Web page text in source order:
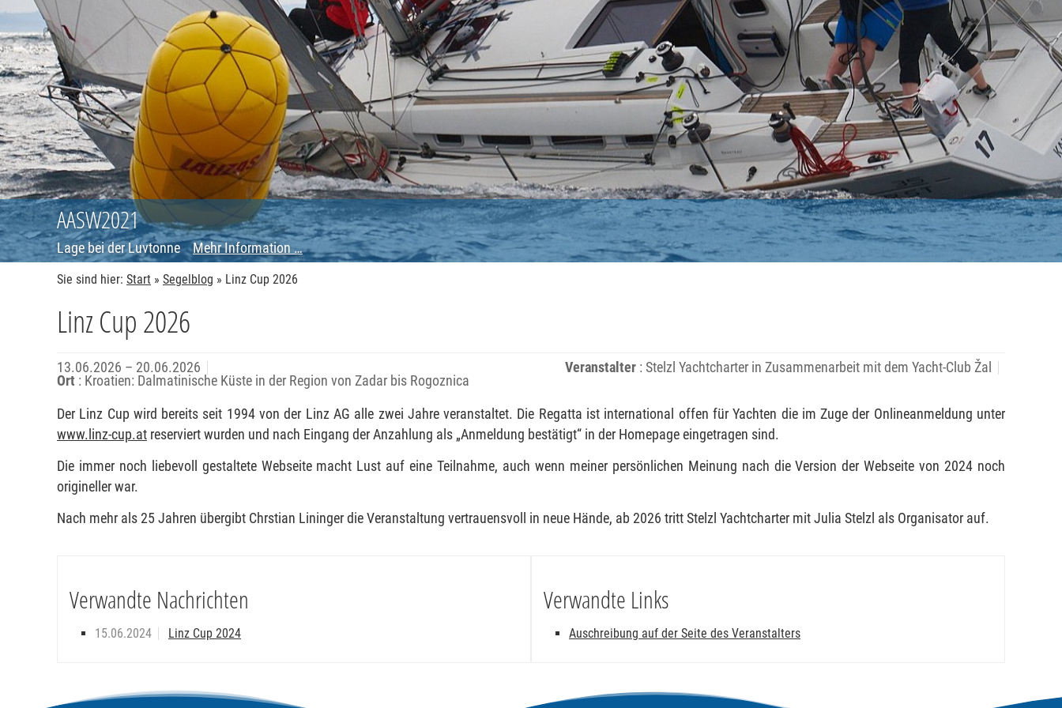
AASW2021
Lage bei der LuvtonneMehr Information …
Sie sind hier: Start » Segelblog » Linz Cup 2026
Linz Cup 2026
13.06.2026 – 20.06.2026 Veranstalter : Stelzl Yachtcharter in Zusammenarbeit mit dem Yacht-Club Žal
Ort : Kroatien: Dalmatinische Küste in der Region von Zadar bis Rogoznica
Der Linz Cup wird bereits seit 1994 von der Linz AG alle zwei Jahre veranstaltet. Die Regatta ist international offen für Yachten die im Zuge der Onlineanmeldung unter
www.linz-cup.at reserviert wurden und nach Eingang der Anzahlung als „Anmeldung bestätigt“ in der Homepage eingetragen sind.
Die immer noch liebevoll gestaltete Webseite macht Lust auf eine Teilnahme, auch wenn meiner persönlichen Meinung nach die Version der Webseite von 2024 noch
origineller war.
Nach mehr als 25 Jahren übergibt Chrstian Lininger die Veranstaltung vertrauensvoll in neue Hände, ab 2026 tritt Stelzl Yachtcharter mit Julia Stelzl als Organisator auf.
Verwandte Nachrichten
15.06.2024 Linz Cup 2024
Verwandte Links
Auschreibung auf der Seite des Veranstalters